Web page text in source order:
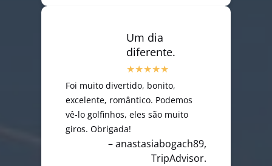
Um dia
diferente.
Foi muito divertido, bonito,
excelente, romântico. Podemos
vê-lo golfinhos, eles são muito
giros. Obrigada!
– anastasiabogach89,
TripAdvisor.